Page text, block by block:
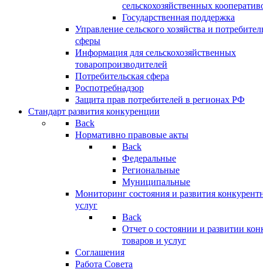
сельскохозяйственных
Государственная поддержка
Управление сельского хозяйства и
сферы
Информация для сельскохозяйственных
товаропроизводителей
Потребительская сфера
Роспотребнадзор
Защита прав потребителей в регионах РФ
Стандарт развития конкуренции
Back
Нормативно правовые акты
Back
Федеральные
Региональные
Муниципальные
Мониторинг состояния и развития
услуг
Back
Отчет о состоянии и развитии
товаров и услуг
Соглашения
Работа Совета